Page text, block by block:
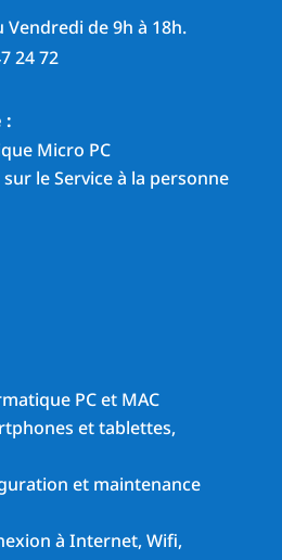
de 9h à 18h.
24 72
:
Micro PC
le Service à la personne
PC et MAC
et tablettes,
et maintenance
à Internet, Wifi,